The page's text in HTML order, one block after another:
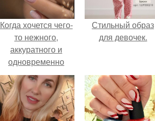
Когда хочется чего-
то нежного,
аккуратного и
одновременно
сияющего.
Стильный образ
для девочек.